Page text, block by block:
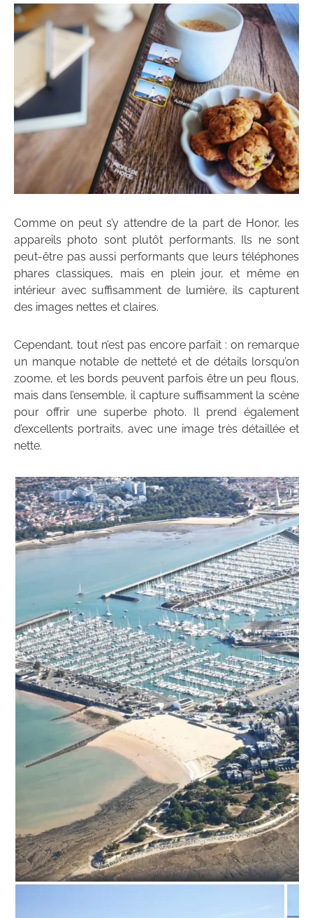
Comme on peut s’y attendre de la part de Honor, les
appareils photo sont plutôt performants. Ils ne sont
peut-être pas aussi performants que leurs téléphones
phares classiques, mais en plein jour, et même en
intérieur avec suffisamment de lumière, ils capturent
des images nettes et claires.
Cependant, tout n’est pas encore parfait : on remarque
un manque notable de netteté et de détails lorsqu’on
zoome, et les bords peuvent parfois être un peu flous,
mais dans l’ensemble, il capture suffisamment la scène
pour offrir une superbe photo. Il prend également
d’excellents portraits, avec une image très détaillée et
nette.